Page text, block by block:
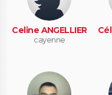
Celine ANGELLIER
cayenne